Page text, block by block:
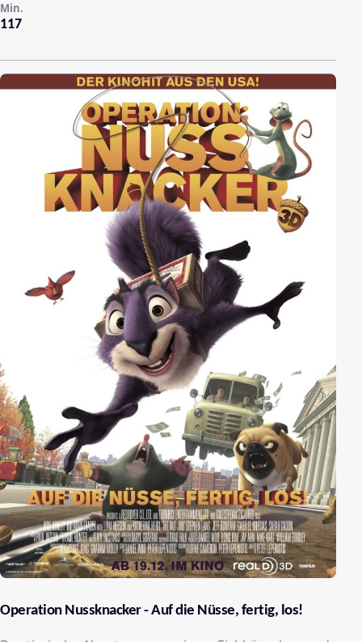
117
Min.
Operation Nussknacker - Auf die Nüsse, fertig, los!